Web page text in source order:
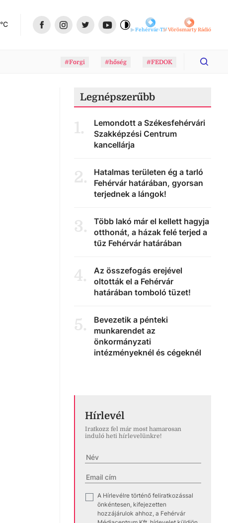
°C
Fehérvár-TVVörösmarty Rádió
#Forgi #hőség #FEDOK
Legnépszerűbb
1.
Lemondott a Székesfehérvári
Szakképzési Centrum
kancellárja
2.
Hatalmas területen ég a tarló
Fehérvár határában, gyorsan
terjednek a lángok!
3.
Több lakó már el kellett hagyja
otthonát, a házak felé terjed a
tűz Fehérvár határában
4.
Az összefogás erejével
oltották el a Fehérvár
határában tomboló tüzet!
5.
Bevezetik a pénteki
munkarendet az
önkormányzati
intézményeknél és cégeknél
Hírlevél
Iratkozz fel már most hamarosan
induló heti hírlevelünkre!
A Hírlevélre történő feliratkozással
önkéntesen, kifejezetten
hozzájárulok ahhoz, a Fehérvár